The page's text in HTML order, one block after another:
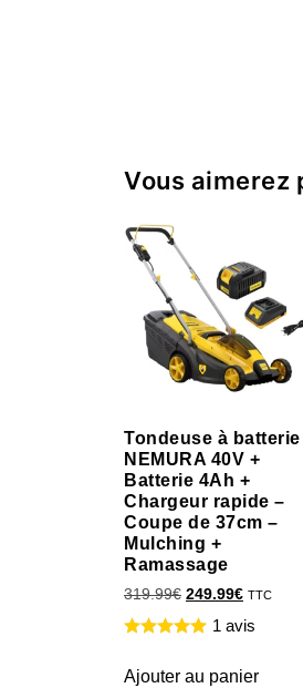
Vous
Tondeuse à batterie
NEMURA 40V +
Batterie 4Ah +
Chargeur rapide –
Coupe de 37cm –
Mulching +
Ramassage
319.99€ 249.99€ TTC
1 avis
Ajouter au panier